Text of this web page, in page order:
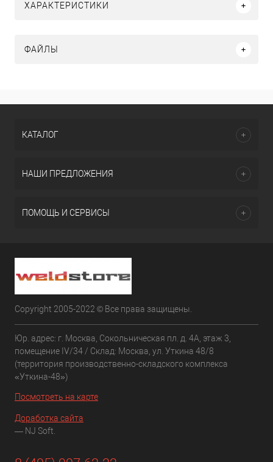
ХАРАКТЕРИСТИКИ
ФАЙЛЫ
КАТАЛОГ
НАШИ ПРЕДЛОЖЕНИЯ
ПОМОЩЬ И СЕРВИСЫ
Copyright 2005-2022 © Все права защищены.
Юр. адрес: г. Москва, Сокольническая пл. д. 4А, этаж 3,
помещение IV/34 / Склад: Москва, ул. Уткина 48/8
(территория производственно-складского комплекса
«Уткина-48»)
Посмотреть на карте
Доработка сайта
— NJ Soft.